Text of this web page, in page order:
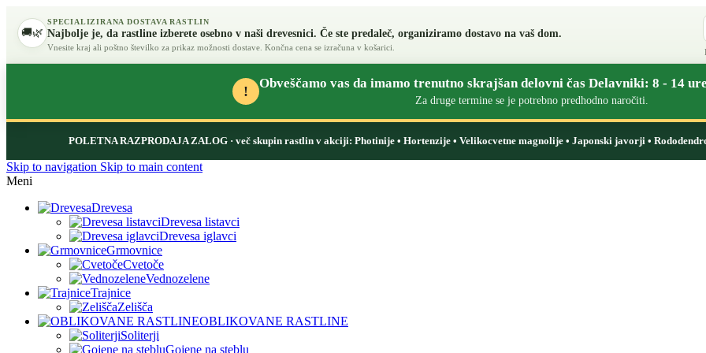
🚚🌿
SPECIALIZIRANA DOSTAVA RASTLIN
Najbolje je, da rastline izberete osebno v naši drevesnici. Če ste predaleč, organiziramo dostavo na vaš dom.
Vnesite kraj ali poštno številko za prikaz možnosti dostave. Končna cena se izračuna v košarici.
! Obveščamo vas da imamo trenutno skrajšan delovni čas Delavniki: 8 - 14
Za druge termine se je potrebno predhodno naročiti.
POLETNA RAZPRODAJA ZALOG· več skupin rastlin v akciji: Photinije • Hortenzije • Velikocvetne magnolije • Japonski javorji •
Skip to navigation Skip to main content
Meni
Drevesa
Drevesa listavci
Drevesa iglavci
Grmovnice
Cvetoče
Vednozelene
Trajnice
Zelišča
OBLIKOVANE RASTLINE
Soliterji
Gojene na steblu